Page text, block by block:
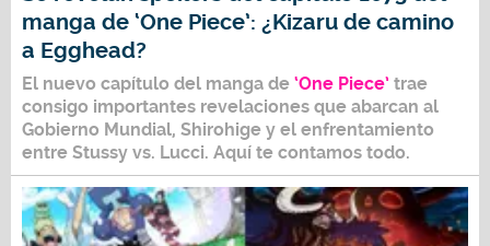
manga de ‘One Piece’: ¿Kizaru de camino
a Egghead?
El nuevo capítulo del manga de ‘One Piece’ trae
consigo importantes revelaciones que abarcan al
Gobierno Mundial, Shirohige y el enfrentamiento
entre Stussy vs. Lucci. Aquí te contamos todo.